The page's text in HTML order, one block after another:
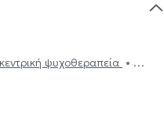
ψυχοθεραπεία